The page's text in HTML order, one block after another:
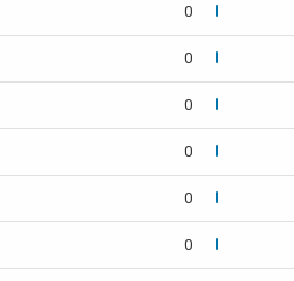
0
0
0
0
0
0